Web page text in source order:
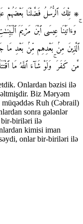
۞ تِلْكَ ٱلرُّسُلُ فَضَّلْنَا
وَءَاتَيْنَا عِيسَى ٱبْنَ مَرْيَمَ
ٱلَّذِينَ مِنۢ بَعْدِهِم مِّنۢ بَعْدِ مَا
مَّن كَفَرَ ۚ وَلَوْ شَآءَ ٱللَّهُ مَا
Onlardan bəzisi ilə
Biz Məryəm
Ruh (Cəbrail)
sonra gələnlər
bir-biriləri ilə
kimisi iman
onlar bir-biriləri ilə